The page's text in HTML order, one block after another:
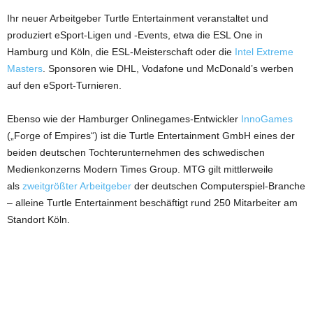
Ihr neuer Arbeitgeber Turtle Entertainment veranstaltet und
produziert eSport-Ligen und -Events, etwa die ESL One in
Hamburg und Köln, die ESL-Meisterschaft oder die Intel Extreme
Masters . Sponsoren wie DHL, Vodafone und McDonald’s werben
auf den eSport-Turnieren.
Ebenso wie der Hamburger Onlinegames-Entwickler InnoGames
(„Forge of Empires“) ist die Turtle Entertainment GmbH eines der
beiden deutschen Tochterunternehmen des schwedischen
Medienkonzerns Modern Times Group. MTG gilt mittlerweile
als zweitgrößter Arbeitgeber der deutschen Computerspiel-Branche
– alleine Turtle Entertainment beschäftigt rund 250 Mitarbeiter am
Standort Köln.